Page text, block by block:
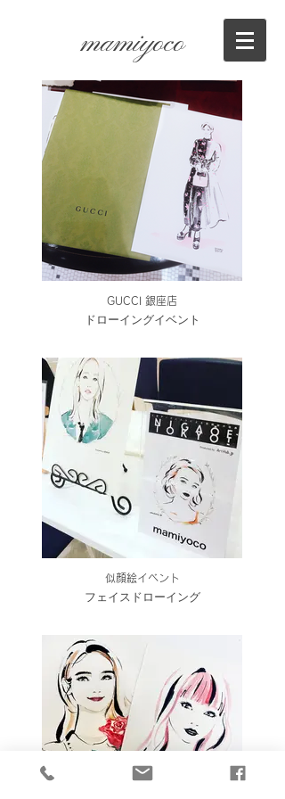
mamiyoco
GUCCI 銀座店
ドローイングイベント
似顔絵イベント
フェイスドローイング